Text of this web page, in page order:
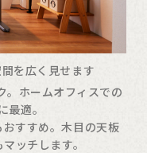
を広く見せます
。ホームオフィスでの
最適。
すすめ。木目の天板
ッチします。